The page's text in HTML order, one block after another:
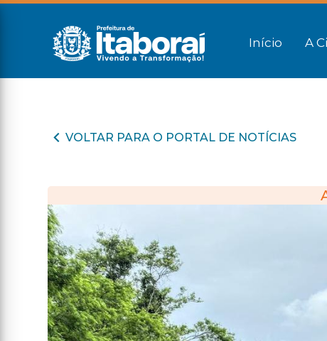
Início A
VOLTAR PARA O PORTAL DE NOTÍCIAS